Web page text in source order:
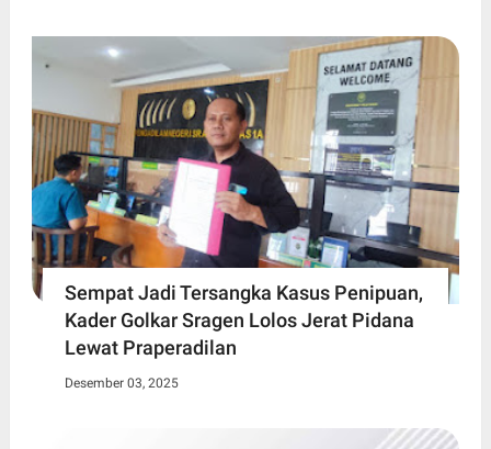
Sempat Jadi Tersangka Kasus Penipuan,
Kader Golkar Sragen Lolos Jerat Pidana
Lewat Praperadilan
Desember 03, 2025